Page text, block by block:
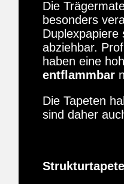
Die
besonders
Duplexpapiere
abziehbar.
haben eine
entflammbar
Die Tapeten
sind daher